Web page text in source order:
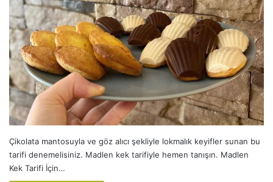
Çikolata mantosuyla ve göz alıcı şekliyle lokmalık keyifler sunan bu
tarifi denemelisiniz. Madlen kek tarifiyle hemen tanışın. Madlen
Kek Tarifi İçin…